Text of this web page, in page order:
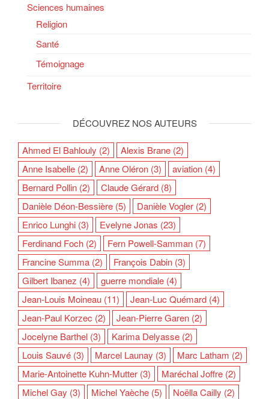
Sciences humaines
Religion
Santé
Témoignage
Territoire
DÉCOUVREZ NOS AUTEURS
Ahmed El Bahlouly (2) Alexis Brane (2)
Anne Isabelle (2) Anne Oléron (3) aviation (4)
Bernard Pollin (2) Claude Gérard (8)
Danièle Déon-Bessière (5) Danièle Vogler (2)
Enrico Lunghi (3) Evelyne Jonas (23)
Ferdinand Foch (2) Fern Powell-Samman (7)
Francine Summa (2) François Dabin (3)
Gilbert Ibanez (4) guerre mondiale (4)
Jean-Louis Moineau (11) Jean-Luc Quémard (4)
Jean-Paul Korzec (2) Jean-Pierre Garen (2)
Jocelyne Barthel (3) Karima Delyasse (2)
Louis Sauvé (3) Marcel Launay (3) Marc Latham (2)
Marie-Antoinette Kuhn-Mutter (3) Maréchal Joffre (2)
Michel Gay (3) Michel Yaèche (5) Noëlla Cailly (2)